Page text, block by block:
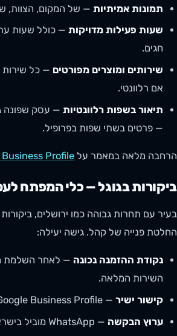
תמונות אמיתיות — של המקום, הצוות,
שעות פעילות מדויקות — כולל שעות
חגים.
שירותים ומוצרים מפורטים — כל שירות
אם רלוונטי.
תיאור בשפות רלוונטיות — עסק שפונה
— פרטים בשתי שפות בפרופיל.
הרחבה מלאה במאמר על Business Profile
ביקורות בגוגל — כלי המפתח
בעיר עם תחרות גבוהה כמו ירושלים,
החלטת פנייה של קהל. גישה יעילה:
נקודת ההזמנה נכונה — לאחר השלמת
השירות המלאה.
קישור ישיר — Google Business Profile מספק קישור short.
ערוץ הבקשה — WhatsApp מוביל בישראל.